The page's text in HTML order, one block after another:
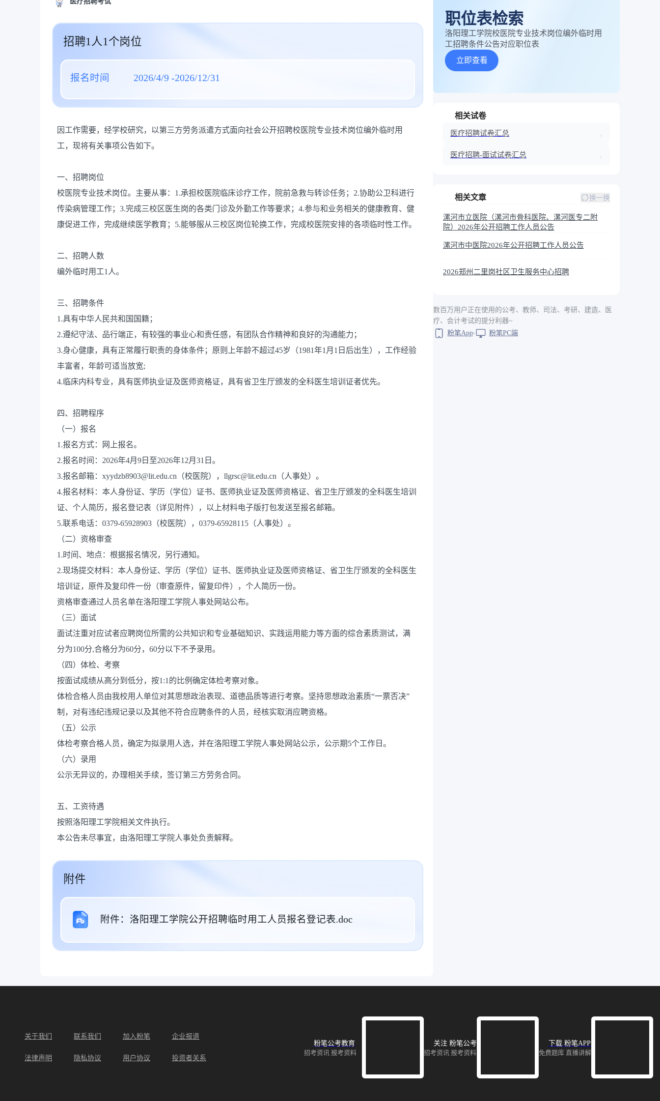
招聘1人1个岗位
报名时间 2026/4/9 -2026/12/31
因工作需要，经学校研究，以第三方劳务派遣方式面向社会公开招聘校医院专业技术岗位编外临时用
工，现将有关事项公告如下。
一、招聘岗位
校医院专业技术岗位。主要从事：1.承担校医院临床诊疗工作，院前急救与转诊任务；2.协助公卫科进行
传染病管理工作；3.完成三校区医生岗的各类门诊及外勤工作等要求；4.参与和业务相关的健康教育、健
康促进工作，完成继续医学教育；5.能够服从三校区岗位轮换工作，完成校医院安排的各项临时性工作。
二、招聘人数
编外临时用工1人。
三、招聘条件
1.具有中华人民共和国国籍；
2.遵纪守法、品行端正，有较强的事业心和责任感，有团队合作精神和良好的沟通能力；
3.身心健康，具有正常履行职责的身体条件；原则上年龄不超过45岁（1981年1月1日后出生），工作经验
丰富者，年龄可适当放宽;
4.临床内科专业，具有医师执业证及医师资格证，具有省卫生厅颁发的全科医生培训证者优先。
四、招聘程序
（一）报名
1.报名方式：网上报名。
2.报名时间：2026年4月9日至2026年12月31日。
3.报名邮箱：xyydzb8903@lit.edu.cn（校医院），llgrsc@lit.edu.cn（人事处）。
4.报名材料：本人身份证、学历（学位）证书、医师执业证及医师资格证、省卫生厅颁发的全科医生培训
证、个人简历，报名登记表（详见附件），以上材料电子版打包发送至报名邮箱。
5.联系电话：0379-65928903（校医院），0379-65928115（人事处）。
（二）资格审查
1.时间、地点：根据报名情况，另行通知。
2.现场提交材料：本人身份证、学历（学位）证书、医师执业证及医师资格证、省卫生厅颁发的全科医生
培训证，原件及复印件一份（审查原件，留复印件），个人简历一份。
资格审查通过人员名单在洛阳理工学院人事处网站公布。
（三）面试
面试注重对应试者应聘岗位所需的公共知识和专业基础知识、实践运用能力等方面的综合素质测试，满
分为100分,合格分为60分，60分以下不予录用。
（四）体检、考察
按面试成绩从高分到低分，按1:1的比例确定体检考察对象。
体检合格人员由我校用人单位对其思想政治表现、道德品质等进行考察。坚持思想政治素质“一票否决”
制，对有违纪违规记录以及其他不符合应聘条件的人员，经核实取消应聘资格。
（五）公示
体检考察合格人员，确定为拟录用人选，并在洛阳理工学院人事处网站公示，公示期5个工作日。
（六）录用
公示无异议的，办理相关手续，签订第三方劳务合同。
五、工资待遇
按照洛阳理工学院相关文件执行。
本公告未尽事宜，由洛阳理工学院人事处负责解释。
附件
附件：洛阳理工学院公开招聘临时用工人员报名登记表.doc
职位表检索
洛阳理工学院校医院专业技术岗位编外临时用
工招聘条件公告对应职位表
立即查看
相关试卷
医疗招聘试卷汇总
医疗招聘-面试试卷汇总
相关文章 换一换
漯河市立医院（漯河市骨科医院、漯河医专二附
院）2026年公开招聘工作人员公告
漯河市中医院2026年公开招聘工作人员公告
2026郑州二里岗社区卫生服务中心招聘
数百万用户正在使用的公考、教师、司法、考研、建造、医
疗、会计考试的提分利器~
粉笔App
粉笔PC端
关于我们 联系我们 加入粉笔 企业报道
法律声明 隐私协议 用户协议 投资者关系
粉笔公考教育
招考资讯 报考资料
关注 粉笔公考
招考资讯 报考资料
下载 粉笔APP
免费题库 直播讲解